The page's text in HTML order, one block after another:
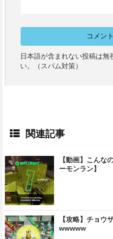
日本語が含まれない投稿は無
い。（スパム対策）
関連記事
【動画】こんな
ーモンラン】
【攻略】チョウ
wwwww